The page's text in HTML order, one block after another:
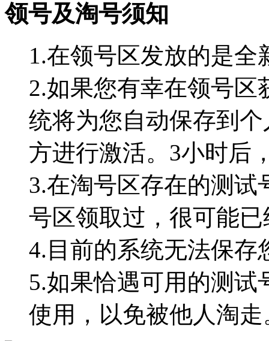
领号及淘号须知
1.在领号区发放的是
2.如果您有幸在领号
统将为您自动保存到
方进行激活。3小时后
3.在淘号区存在的测
号区领取过，很可能
4.目前的系统无法保存
5.如果恰遇可用的测
使用，以免被他人淘走